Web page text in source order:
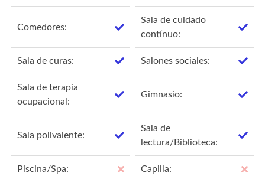
Comedores:
Sala de cuidado
contínuo:
Sala de curas: Salones sociales:
Sala de terapia
ocupacional:
Gimnasio:
Sala polivalente:
Sala de
lectura/Biblioteca:
Piscina/Spa: Capilla: